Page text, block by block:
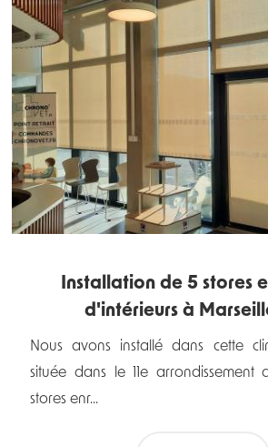
Installation de 5 stores
d'intérieurs à Marseille
Nous avons installé dans cette
située dans le 11e arrondissement
stores enr...